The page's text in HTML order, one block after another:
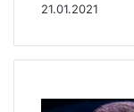
21.01.2021